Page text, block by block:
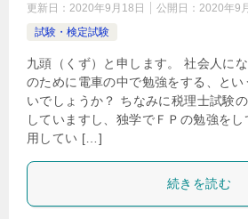
更新日： 2020年9月18日 公開日： 2020年9
試験・検定試験
九頭（くず）と申します。 社会人に
のために電車の中で勉強をする、と
いでしょうか？ ちなみに税理士試験
していますし、独学でＦＰの勉強を
用してい […]
続きを読む